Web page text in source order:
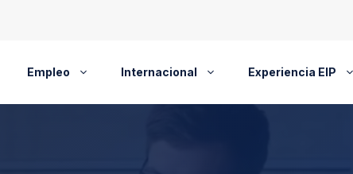
Empleo Internacional Experiencia EIP